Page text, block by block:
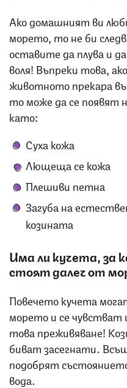
Ако домашният ви
морето, то не би
оставите да плува и
воля! Въпреки това,
животното прекара
то може да се появят
като:
Суха кожа
Лющеща се кожа
Плешиви петна
Загуба на
козината
Има ли кучета, за
стоят далеч от
Повечето кучета
морето и се чувстват
това преживяване!
биват засегнати.
подобрят състоянието
вода.